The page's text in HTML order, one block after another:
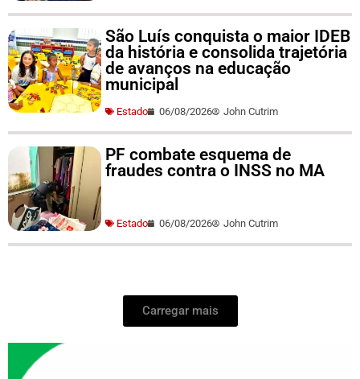
São Luís conquista o maior IDEB
da história e consolida trajetória
de avanços na educação
municipal
Estado 06/08/2026 John Cutrim
PF combate esquema de
fraudes contra o INSS no MA
Estado 06/08/2026 John Cutrim
Carregar mais